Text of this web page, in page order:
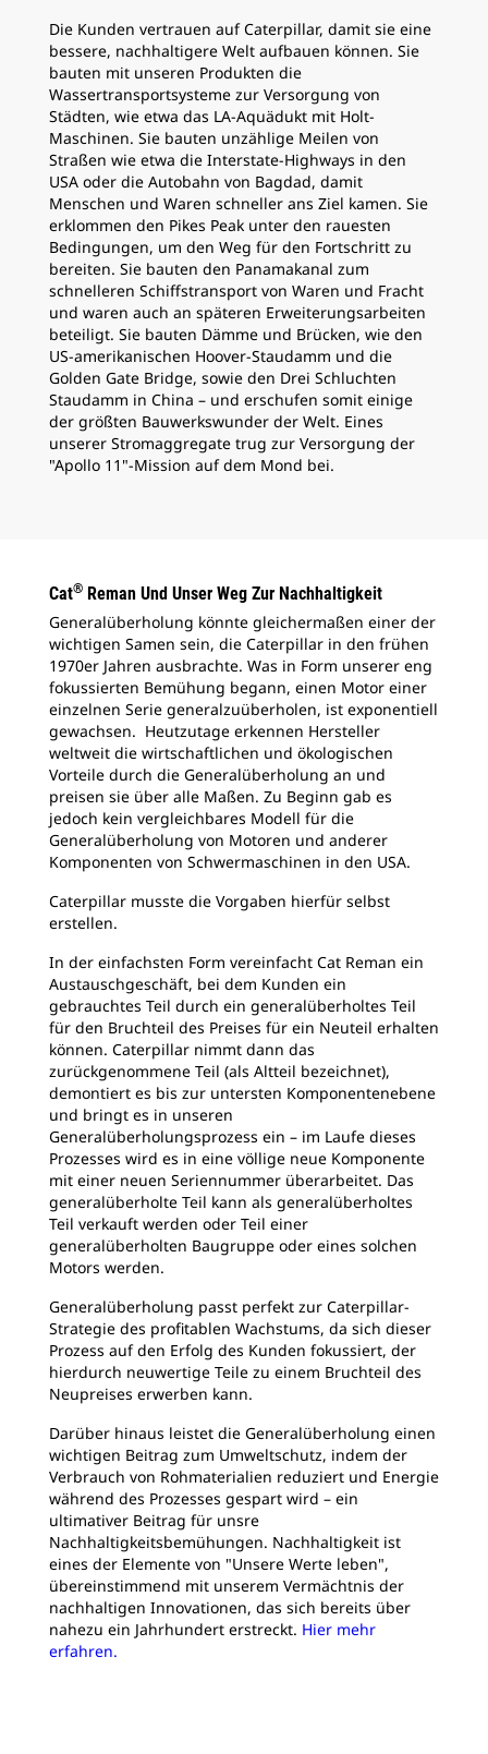
Die Kunden vertrauen auf Caterpillar, damit sie eine
bessere, nachhaltigere Welt aufbauen können. Sie
bauten mit unseren Produkten die
Wassertransportsysteme zur Versorgung von
Städten, wie etwa das LA-Aquädukt mit Holt-
Maschinen. Sie bauten unzählige Meilen von
Straßen wie etwa die Interstate-Highways in den
USA oder die Autobahn von Bagdad, damit
Menschen und Waren schneller ans Ziel kamen. Sie
erklommen den Pikes Peak unter den rauesten
Bedingungen, um den Weg für den Fortschritt zu
bereiten. Sie bauten den Panamakanal zum
schnelleren Schiffstransport von Waren und Fracht
und waren auch an späteren Erweiterungsarbeiten
beteiligt. Sie bauten Dämme und Brücken, wie den
US-amerikanischen Hoover-Staudamm und die
Golden Gate Bridge, sowie den Drei Schluchten
Staudamm in China – und erschufen somit einige
der größten Bauwerkswunder der Welt. Eines
unserer Stromaggregate trug zur Versorgung der
"Apollo 11"-Mission auf dem Mond bei.
Cat® Reman Und Unser Weg Zur Nachhaltigkeit
Generalüberholung könnte gleichermaßen einer der
wichtigen Samen sein, die Caterpillar in den frühen
1970er Jahren ausbrachte. Was in Form unserer eng
fokussierten Bemühung begann, einen Motor einer
einzelnen Serie generalzuüberholen, ist exponentiell
gewachsen. Heutzutage erkennen Hersteller
weltweit die wirtschaftlichen und ökologischen
Vorteile durch die Generalüberholung an und
preisen sie über alle Maßen. Zu Beginn gab es
jedoch kein vergleichbares Modell für die
Generalüberholung von Motoren und anderer
Komponenten von Schwermaschinen in den USA.
Caterpillar musste die Vorgaben hierfür selbst
erstellen.
In der einfachsten Form vereinfacht Cat Reman ein
Austauschgeschäft, bei dem Kunden ein
gebrauchtes Teil durch ein generalüberholtes Teil
für den Bruchteil des Preises für ein Neuteil erhalten
können. Caterpillar nimmt dann das
zurückgenommene Teil (als Altteil bezeichnet),
demontiert es bis zur untersten Komponentenebene
und bringt es in unseren
Generalüberholungsprozess ein – im Laufe dieses
Prozesses wird es in eine völlige neue Komponente
mit einer neuen Seriennummer überarbeitet. Das
generalüberholte Teil kann als generalüberholtes
Teil verkauft werden oder Teil einer
generalüberholten Baugruppe oder eines solchen
Motors werden.
Generalüberholung passt perfekt zur Caterpillar-
Strategie des profitablen Wachstums, da sich dieser
Prozess auf den Erfolg des Kunden fokussiert, der
hierdurch neuwertige Teile zu einem Bruchteil des
Neupreises erwerben kann.
Darüber hinaus leistet die Generalüberholung einen
wichtigen Beitrag zum Umweltschutz, indem der
Verbrauch von Rohmaterialien reduziert und Energie
während des Prozesses gespart wird – ein
ultimativer Beitrag für unsre
Nachhaltigkeitsbemühungen. Nachhaltigkeit ist
eines der Elemente von "Unsere Werte leben",
übereinstimmend mit unserem Vermächtnis der
nachhaltigen Innovationen, das sich bereits über
nahezu ein Jahrhundert erstreckt. Hier mehr
erfahren.